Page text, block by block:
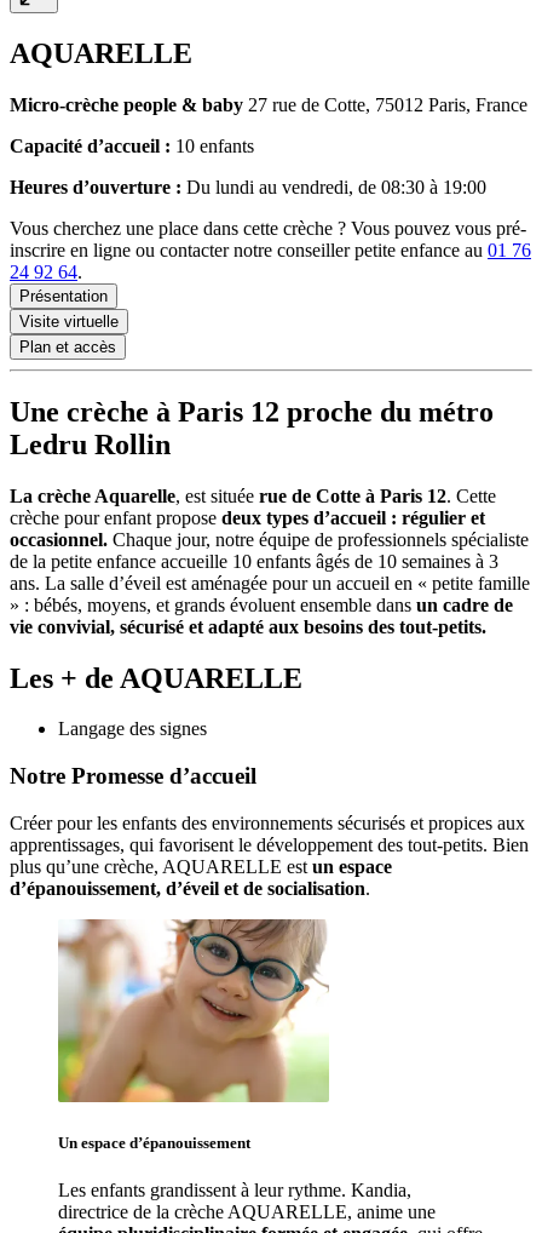
AQUARELLE
Micro-crèche people & baby 27 rue de Cotte, 75012 Paris, France
Capacité d’accueil : 10 enfants
Heures d’ouverture : Du lundi au vendredi, de 08:30 à 19:00
Vous cherchez une place dans cette crèche ? Vous pouvez vous pré-
inscrire en ligne ou contacter notre conseiller petite enfance au 01 76
24 92 64.
Présentation
Visite virtuelle
Plan et accès
Une crèche à Paris 12 proche du métro
Ledru Rollin
La crèche Aquarelle, est située rue de Cotte à Paris 12. Cette
crèche pour enfant propose deux types d’accueil : régulier et
occasionnel. Chaque jour, notre équipe de professionnels spécialiste
de la petite enfance accueille 10 enfants âgés de 10 semaines à 3
ans. La salle d’éveil est aménagée pour un accueil en « petite famille
» : bébés, moyens, et grands évoluent ensemble dans un cadre de
vie convivial, sécurisé et adapté aux besoins des tout-petits.
Les + de AQUARELLE
Langage des signes
Notre Promesse d’accueil
Créer pour les enfants des environnements sécurisés et propices aux
apprentissages, qui favorisent le développement des tout-petits. Bien
plus qu’une crèche, AQUARELLE est un espace
d’épanouissement, d’éveil et de socialisation.
Un espace d’épanouissement
Les enfants grandissent à leur rythme. Kandia,